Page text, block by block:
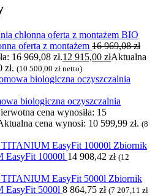
BIO
oferta z montażem 16 969,08zł
16 969,08 zł.12 915,00 złAktualna
zł. (10 500,00 zł netto)
biologiczna oczyszczalnia
cena wynosiła: 15
cena wynosi: 10 599,99 zł. (8
Zbiornik
EasyFit 10000l 14 908,42 zł (12
Zbiornik
EasyFit 5000l 8 864,75 zł (7 207,11 zł